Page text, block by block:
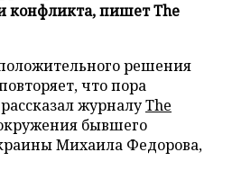
конфликта, пишет The
решения
что пора
журналуThe
бывшего
Михаила Федорова,